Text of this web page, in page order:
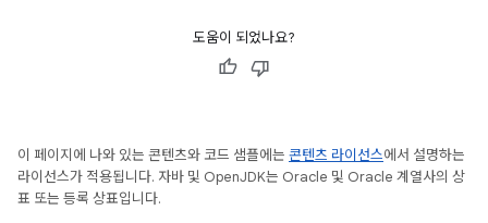
도움이 되었나요?
이 페이지에 나와 있는 콘텐츠와 코드 샘플에는 콘텐츠 라이선스에서 설명하는
라이선스가 적용됩니다. 자바 및 OpenJDK는 Oracle 및 Oracle 계열사의 상
표 또는 등록 상표입니다.